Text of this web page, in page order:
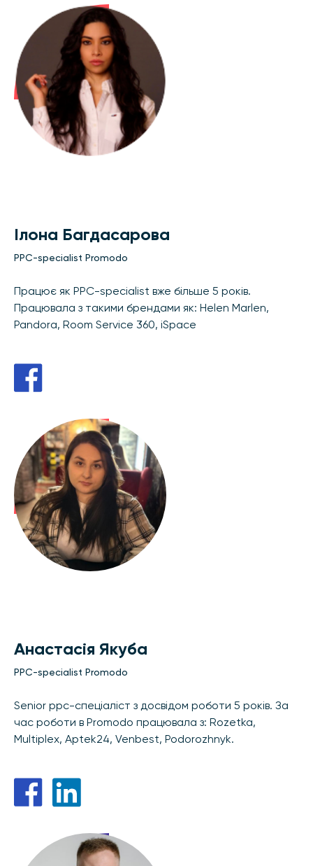
Ілона Багдасарова
PPC-specialist Promodo
Працює як PPC-specialist вже більше 5 років.
Працювала з такими брендами як: Helen Marlen,
Pandora, Room Service 360, iSpace
Анастасія Якуба
PPC-specialist Promodo
Senior ppc-спеціаліст з досвідом роботи 5 років. За
час роботи в Promodo працювала з: Rozetka,
Multiplex, Aptek24, Venbest, Podorozhnyk.